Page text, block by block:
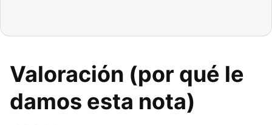
Valoración (por qué le
damos esta nota)